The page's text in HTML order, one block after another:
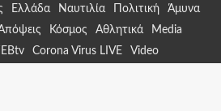
Ελλάδα Ναυτιλία Πολιτική
Άμυνα
Κόσμος Αθλητικά
Media
Corona Virus LIVE Video